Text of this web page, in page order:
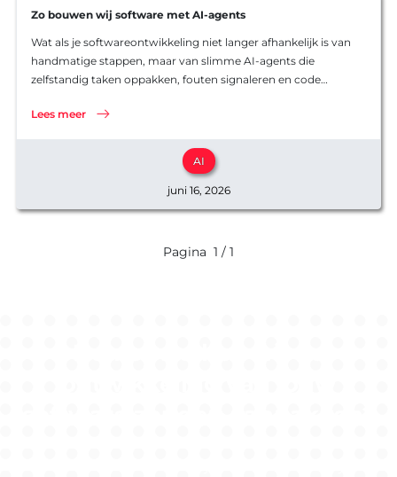
Zo bouwen wij software met AI-agents
Wat als je softwareontwikkeling niet langer afhankelijk is van
handmatige stappen, maar van slimme AI-agents die
zelfstandig taken oppakken, fouten signaleren en code
ontwikkelproces volledig transformeren met een zogenaamd
Lees meer
AI
juni 16, 2026
Pagina 1 / 1